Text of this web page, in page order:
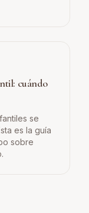
cuándo
se
es la guía
sobre